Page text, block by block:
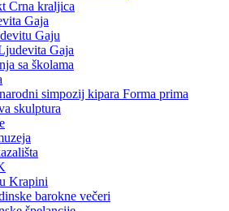
Crna kraljica
Gaja
Gaju
Gaja
sa školama
simpozij kipara Forma prima
skulptura
Krapini
barokne večeri